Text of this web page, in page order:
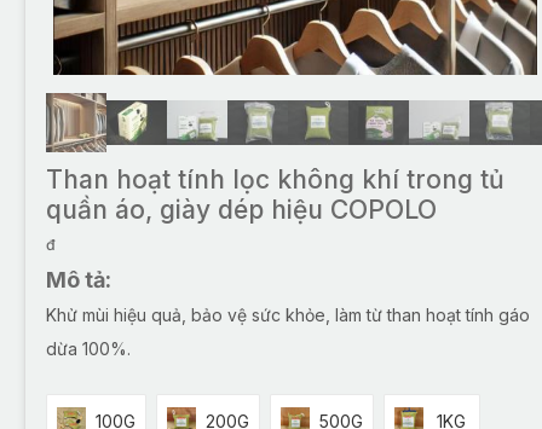
Than hoạt tính lọc không khí trong tủ
quần áo, giày dép hiệu COPOLO
đ
Mô tả:
Khử mùi hiệu quả, bảo vệ sức khỏe, làm từ than hoạt tính gáo
dừa 100%.
100G 200G 500G 1KG